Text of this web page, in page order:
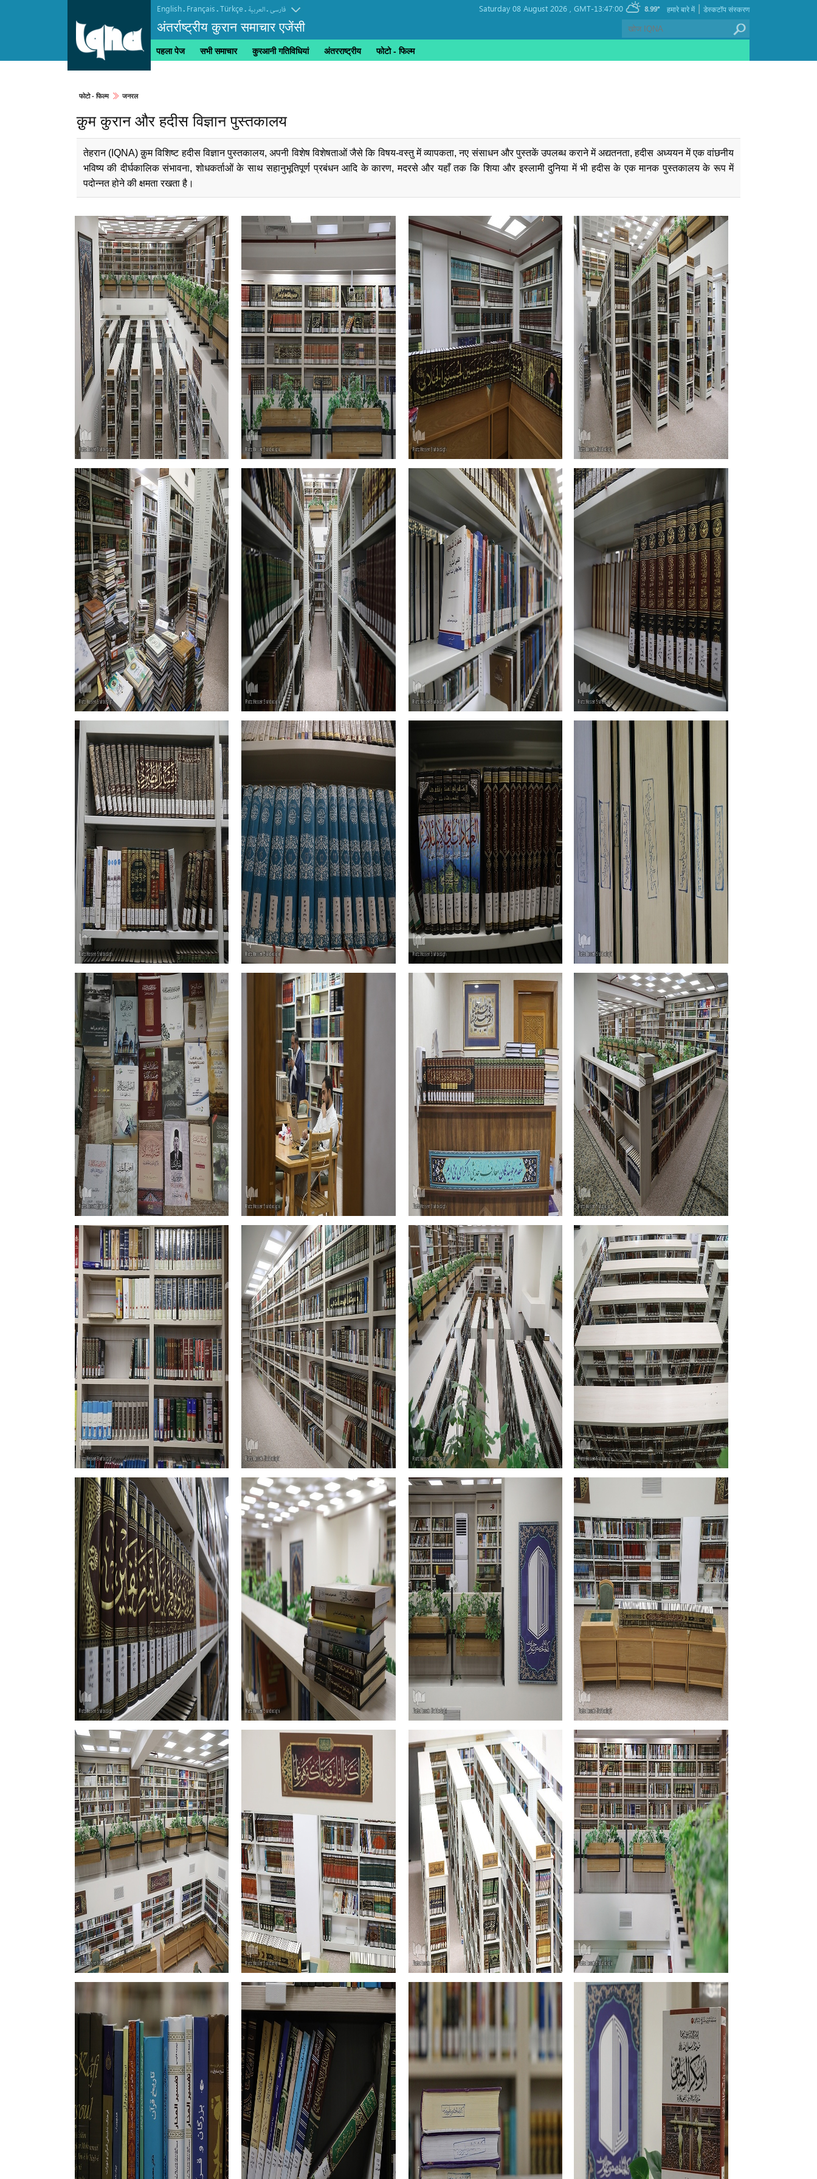
English. Français.Türkçe. العربیة.فارسی
अंतर्राष्ट्रीय कुरान समाचार एजेंसी
Saturday 08 August 2026 , GMT-13:47:00 8.99° डेस्कटॉप संस्करण
|
हमारे बारे में
पहला पेज सभी समाचार कुरआनी गतिविधियां अंतरराष्ट्रीय फोटो - फिल्म
फोटो - फिल्म जनरल
क़ुम कुरान और हदीस विज्ञान पुस्तकालय
तेहरान (IQNA) क़ुम विशिष्ट हदीस विज्ञान पुस्तकालय, अपनी विशेष विशेषताओं जैसे कि विषय-वस्तु में व्यापकता, नए संसाधन और पुस्तकें उपलब्ध कराने में अद्यतनता, हदीस अध्ययन में एक वांछनीय
भविष्य की दीर्घकालिक संभावना, शोधकर्ताओं के साथ सहानुभूतिपूर्ण प्रबंधन आदि के कारण, मदरसे और यहाँ तक कि शिया और इस्लामी दुनिया में भी हदीस के एक मानक पुस्तकालय के रूप में
पदोन्नत होने की क्षमता रखता है।